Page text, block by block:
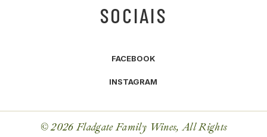
SOCIAIS
FACEBOOK
INSTAGRAM
© 2026 Fladgate Family Wines, All Rights